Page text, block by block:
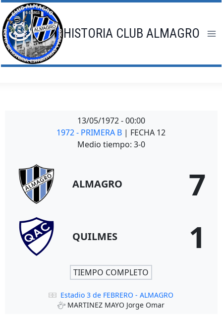
Saltar
al
contenido
HISTORIA CLUB ALMAGRO
13/05/1972 - 00:00
1972 - PRIMERA B | FECHA 12
Medio tiempo: 3-0
ALMAGRO 7
QUILMES 1
TIEMPO COMPLETO
Estadio 3 de FEBRERO - ALMAGRO
MARTINEZ MAYO Jorge Omar